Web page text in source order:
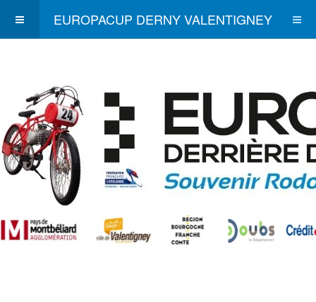
EUROPACUP DERNY VALENTIGNEY